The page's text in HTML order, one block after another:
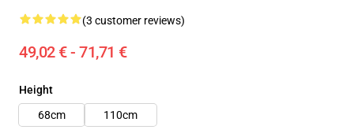
(3 customer reviews)
49,02 € - 71,71 €
Height
68cm
110cm